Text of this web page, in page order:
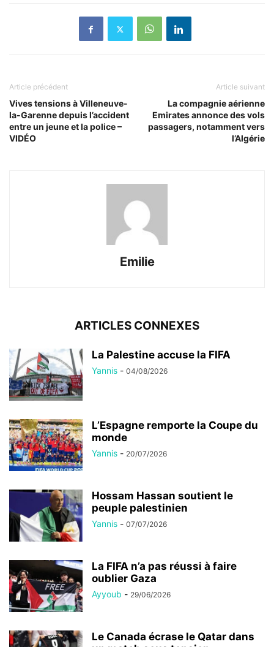
Article précédent
Vives tensions à Villeneuve-
la-Garenne depuis l’accident
entre un jeune et la police –
VIDÉO
Article suivant
La compagnie aérienne
Emirates annonce des vols
passagers, notamment vers
l’Algérie
Emilie
ARTICLES CONNEXES
La Palestine accuse la FIFA
Yannis - 04/08/2026
L’Espagne remporte la Coupe du
monde
Yannis - 20/07/2026
Hossam Hassan soutient le
peuple palestinien
Yannis - 07/07/2026
La FIFA n’a pas réussi à faire
oublier Gaza
Ayyoub - 29/06/2026
Le Canada écrase le Qatar dans